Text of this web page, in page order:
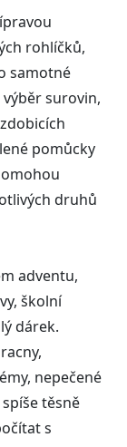
rohlíčků,
samotné
surovin,
pomůcky
druhů
adventu,
školní
dárek.
nepečené
těsně
s